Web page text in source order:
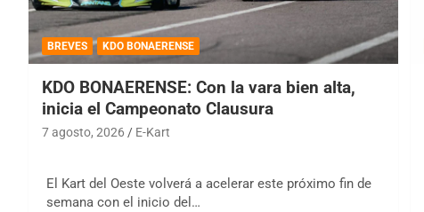
BREVES KDO BONAERENSE
KDO BONAERENSE: Con la vara bien alta,
inicia el Campeonato Clausura
7 agosto, 2026 E-Kart
El Kart del Oeste volverá a acelerar este próximo fin de
semana con el inicio del…